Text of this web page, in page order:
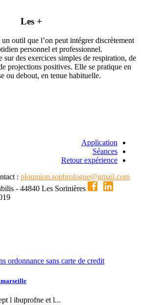
Les +
un outil que l’on peut intégrer discrètement
personnel et professionnel.
sur des exercices simples de respiration, de
projections positives. Elle se pratique en
ou debout, en tenue habituelle.
Application
Séances
Retour expérience
: ploumion.sophrologue@gmail.com
- 44840 Les Sorinières
ordonnance sans carte de credit
l ibuprofne et l...